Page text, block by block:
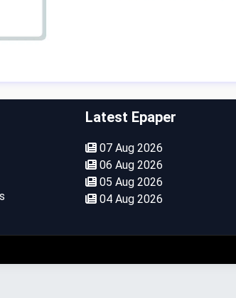
Latest Epaper
07 Aug 2026
06 Aug 2026
05 Aug 2026
04 Aug 2026